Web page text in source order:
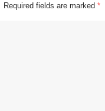
Required fields are marked *